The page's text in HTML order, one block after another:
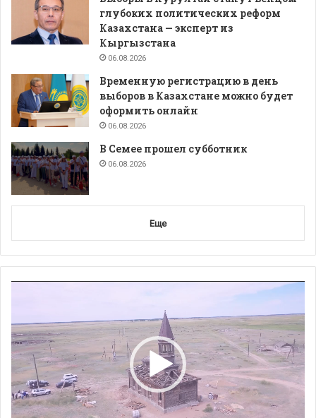
глубоких политических реформ
Казахстана — эксперт из
Кыргызстана
06.08.2026
Временную регистрацию в день
выборов в Казахстане можно будет
оформить онлайн
06.08.2026
В Семее прошел субботник
06.08.2026
Еще